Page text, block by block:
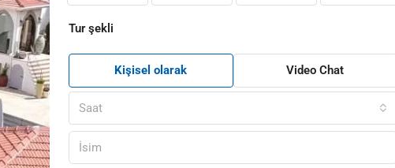
Tur şekli
Kişisel olarak Video Chat
Saat